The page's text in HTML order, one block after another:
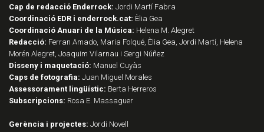
Cap de redacció Enderrock: Jordi Martí Fabra
Coordinació EDR i enderrock.cat: Èlia Gea
Coordinació Anuari de la Música: Helena M. Alegret
Redacció: Ferran Amado, Maria Folqué, Èlia Gea, Jordi Martí, Helena
Morén Alegret, Joaquim Vilarnau i Sergi Núñez
Disseny i maquetació: Manuel Cuyàs
Caps de fotografia: Juan Miguel Morales
Assessorament lingüístic: Berta Herreros
Subscripcions: Rosa E. Massaguer
Gerència i projectes: Jordi Novell